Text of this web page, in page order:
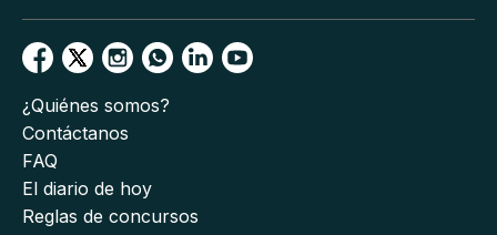
¿Quiénes somos?
Contáctanos
FAQ
El diario de hoy
Reglas de concursos